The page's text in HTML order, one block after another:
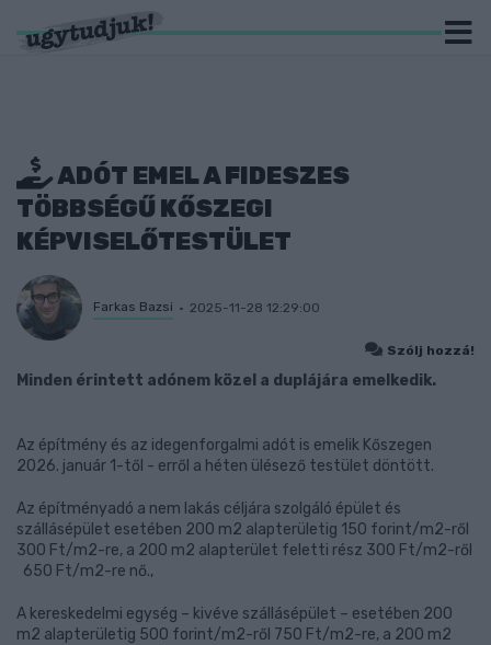
ADÓT EMEL A FIDESZES
TÖBBSÉGŰ KŐSZEGI
KÉPVISELŐTESTÜLET
Farkas Bazsi 2025-11-28 12:29:00
Szólj hozzá!
Minden érintett adónem közel a duplájára emelkedik.
Az építmény és az idegenforgalmi adót is emelik Kőszegen
2026. január 1-től - erről a héten ülésező testület döntött.
Az építményadó a nem lakás céljára szolgáló épület és
szállásépület esetében 200 m2 alapterületig 150 forint/m2-ről
300 Ft/m2-re, a 200 m2 alapterület feletti rész 300 Ft/m2-ről
650 Ft/m2-re nő.,
A kereskedelmi egység – kivéve szállásépület – esetében 200
m2 alapterületig 500 forint/m2-ről 750 Ft/m2-re, a 200 m2